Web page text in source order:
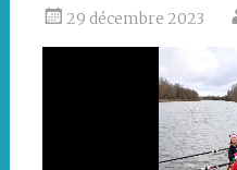
29 décembre 2023